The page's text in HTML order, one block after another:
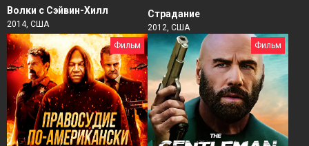
Волки с Сэйвин-Хилл
2014, США
Страдание
2012, США
Фильм
Фильм